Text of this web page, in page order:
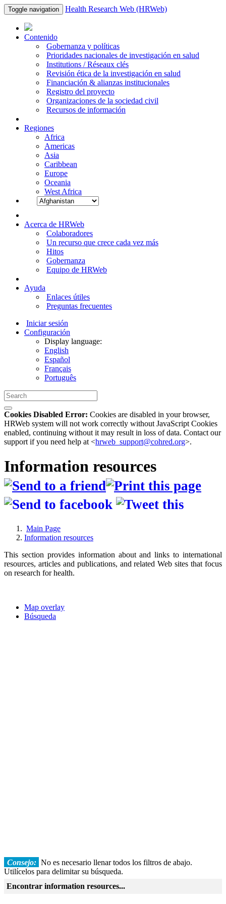
Toggle navigation Health Research Web (HRWeb)
Contenido
Gobernanza y políticas
Prioridades nacionales de investigación en salud
Institutions / Réseaux clés
Revisión ética de la investigación en salud
Financiación & alianzas institucionales
Registro del proyecto
Organizaciones de la sociedad civil
Recursos de información
Regiones
Africa
Americas
Asia
Caribbean
Europe
Oceania
West Africa
Acerca de HRWeb
Colaboradores
Un recurso que crece cada vez más
Hitos
Gobernanza
Equipo de HRWeb
Ayuda
Enlaces útiles
Preguntas frecuentes
Iniciar sesión
Configuración
Display language:
English
Español
Français
Português
Cookies Disabled Error: Cookies are disabled in your browser,
HRWeb system will not work correctly without JavaScript Cookies
enabled, continuing without it may result in loss of data. Contact our
support if you need help at <hrweb_support@cohred.org>.
Information resources
Main Page
Information resources
This section provides information about and links to international
resources, articles and publications, and related Web sites that focus
on research for health.
Map overlay
Búsqueda
Consejo: No es necesario llenar todos los filtros de abajo.
Utilícelos para delimitar su búsqueda.
Encontrar information resources...